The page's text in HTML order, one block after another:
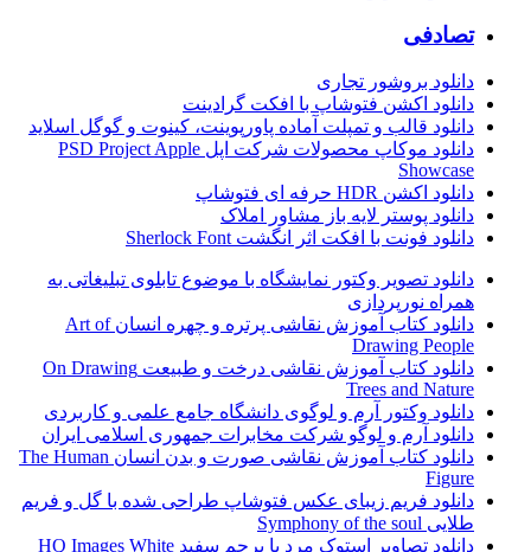
تصادفی
دانلود بروشور تجاری
دانلود اکشن فتوشاپ با افکت گرادینت
دانلود قالب و تمپلت آماده پاورپوینت، کینوت و گوگل اسلاید
دانلود موکاپ محصولات شرکت اپل PSD Project Apple
Showcase
دانلود اکشن HDR حرفه ای فتوشاپ
دانلود پوستر لایه باز مشاور املاک
دانلود فونت با افکت اثر انگشت Sherlock Font
دانلود تصویر وکتور نمایشگاه با موضوع تابلوی تبلیغاتی به
همراه نورپردازی
دانلود کتاب آموزش نقاشی پرتره و چهره انسان Art of
Drawing People
دانلود کتاب آموزش نقاشی درخت و طبیعت On Drawing
Trees and Nature
دانلود وکتور آرم و لوگوی دانشگاه جامع علمی و کاربردی
دانلود آرم و لوگو شرکت مخابرات جمهوری اسلامی ایران
دانلود کتاب آموزش نقاشی صورت و بدن انسان The Human
Figure
دانلود فریم زیبای عکس فتوشاپ طراحی شده با گل و فریم
طلایی Symphony of the soul
دانلود تصاویر استوک مرد با پرچم سفید HQ Images White